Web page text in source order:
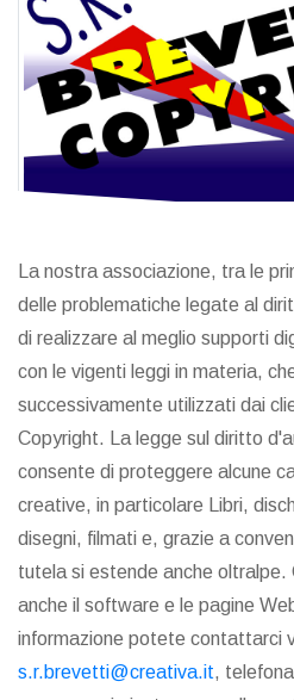
La nostra associazione, tra le
delle problematiche legate al
di realizzare al meglio supporti
con le vigenti leggi in materia,
successivamente utilizzati dai
Copyright. La legge sul diritto
consente di proteggere alcune
creative, in particolare Libri,
disegni, filmati e, grazie a
tutela si estende anche oltralpe.
anche il software e le pagine
informazione potete contattarci
s.r.brevetti@creativa.it,